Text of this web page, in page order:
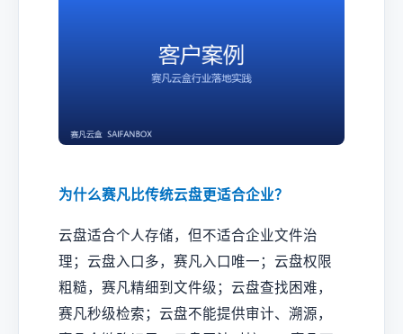
为什么赛凡比传统云盘更适合企业？
云盘适合个人存储，但不适合企业文件治
理；云盘入口多，赛凡入口唯一；云盘权限
粗糙，赛凡精细到文件级；云盘查找困难，
赛凡秒级检索；云盘不能提供审计、溯源，